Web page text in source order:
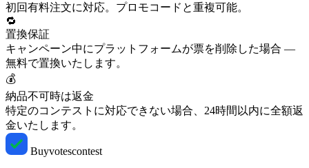
初回有料注文に対応。プロモコードと重複可能。
🔁
置換保証
キャンペーン中にプラットフォームが票を削除した場合 —
無料で置換いたします。
💰
納品不可時は返金
特定のコンテストに対応できない場合、24時間以内に全額返
金いたします。
Buyvotescontest